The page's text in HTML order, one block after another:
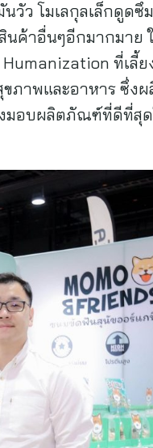
วัว โมเลกุลเล็กดูดซึ
นค้าอื่นๆอีกมากมาย
ที่เลี้ย
ขภาพและอาหาร ซึ่ง
งมอบผลิตภัณฑ์ที่ดีที่สุ